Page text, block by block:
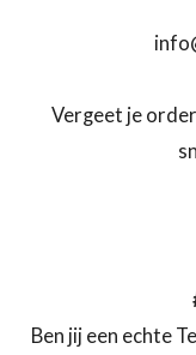
Vergeet je
Ben jij een echte